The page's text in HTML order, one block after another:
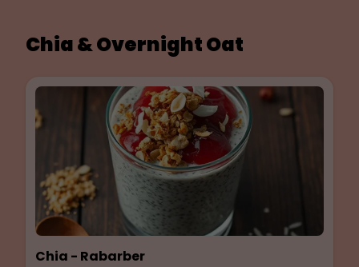
Chia & Overnight Oat
Chia - Rabarber